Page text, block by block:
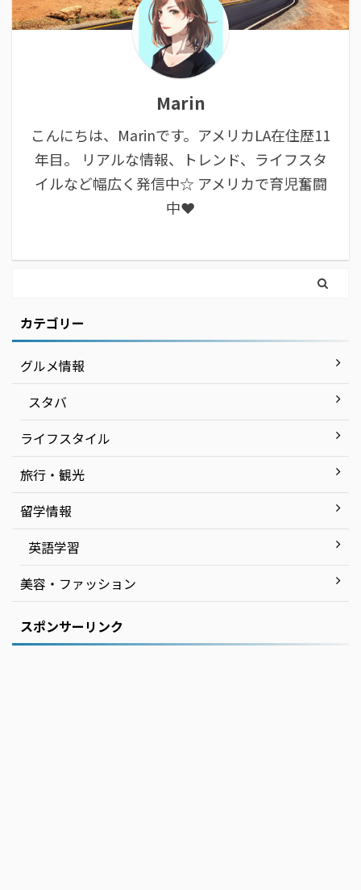
Marin
こんにちは、Marinです。アメリカLA在住歴11
年目。 リアルな情報、トレンド、ライフスタ
イルなど幅広く発信中☆ アメリカで育児奮闘
中❤︎
カテゴリー
グルメ情報
スタバ
ライフスタイル
旅行・観光
留学情報
英語学習
美容・ファッション
スポンサーリンク